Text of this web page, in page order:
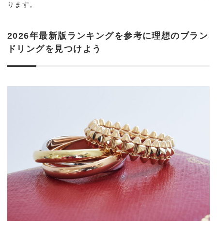
ります。
2026年最新版ランキングを参考に理想のブラン
ドリングを見つけよう